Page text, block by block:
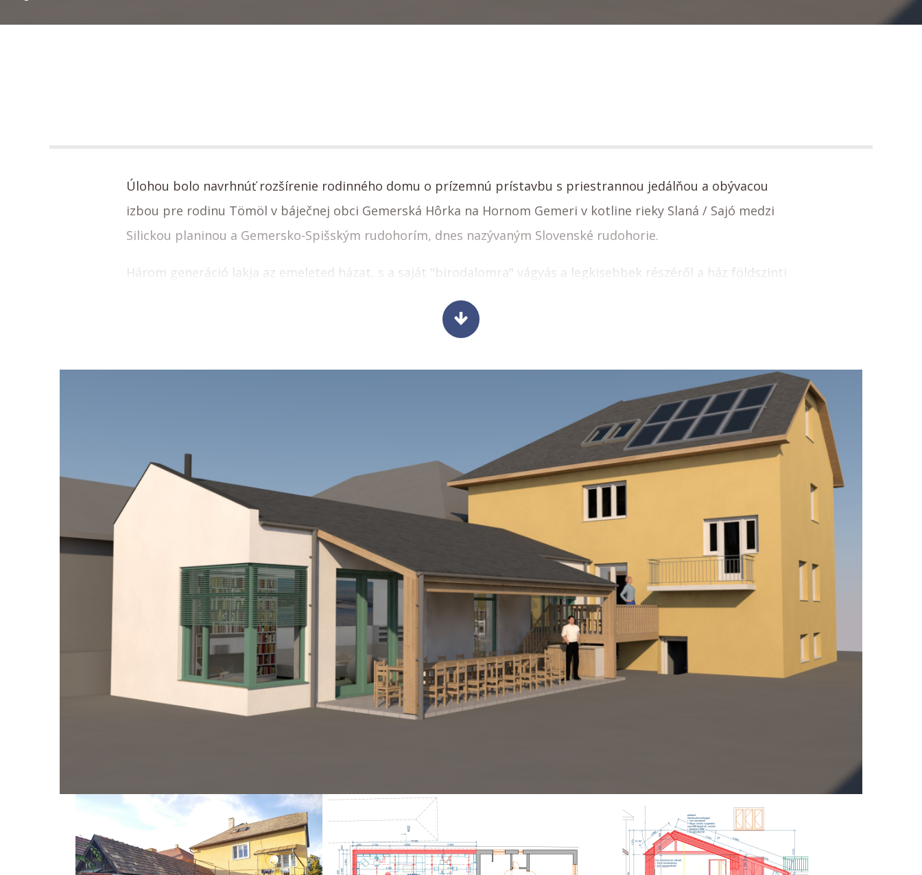
Úlohou bolo navrhnúť rozšírenie rodinného domu o prízemnú prístavbu s priestrannou jedálňou a obývacou
izbou pre rodinu Tömöl v báječnej obci Gemerská Hôrka na Hornom Gemeri v kotline rieky Slaná / Sajó medzi
Silickou planinou a Gemersko-Spišským rudohorím, dnes nazývaným Slovenské rudohorie.
Három generáció lakja az emeleted házat, s a saját "birodalomra" vágyás a legkisebbek részéről a ház földszinti
részének bővítési igényét vetette fel, mivel a jelenlegi nappali kerülne belakásra a gyerkőcök részéről, s emigyen
az pótlásra szorul. Amúgyis gondolkodtak már a tulajdonosok, mivel nem ideális tájolással volt megoldva
nappali egyfajta dolgozósarokkal is el lenne látva, amit a tanító foglalkozású házigazdáné jól ki is tudna
használni. Ami még külön kérés volt, mivel egy nagyon aktív éneklő kórus vezetője is, hogy helyet kapjon egy déli
tájolású terasz, amely a gyakori találkozóknak is helyet tudna biztosítani a mintegy 20 tagú társaságnak. Közös
Rozširovanie sa smerom do vnútorného dvora by sa stala možnosť užívanie bývanie v spoločnosti krásnej
prírody, ktoré by umožnilo aj fyzické prepojenie, nakoľko by sa klienti vedeli dostať na úroveň dvora priamo z
obývačky, ktorá by sa stala najviac užívaným priestorom s celodenným využitím so zabezpečením samostatnej
vonkajšej raňajkovo - kávičkárskej terasy.
V letných mesiacoch proti silným slnečným žiarením by slúžila ako ochrana prekrytá terasa, ktorá by zároveň v
zimných mesiacoch pri nízkom azimute slnka nechala voľnú cestu. Pre využitie západného svetla sme zas
umiestnili strešné okná na západnej strane strechy, ktoré by jednak privádzali svetlo od susedov, no zároveň by
zabezpečovali intimitu.
Hlavným stavebným materiálom by bolo drevo a konopný betón. Drevená rámová konštrukcia obvodových stien,
prirodzené vetranie konštrukcie a využitie regulačnú schopnosť vodných pár konopného betónu. Nosné prvky
strechy by boli viditeľné, priznané čo prispieva zároveň k zvyšovaniu priestrannosti a veľkorysosti priestoru.
A nyílászárók esetében a régi korokat szerettük volna megidézni a zöld színnel, s kontrasztban a törtfehér színű